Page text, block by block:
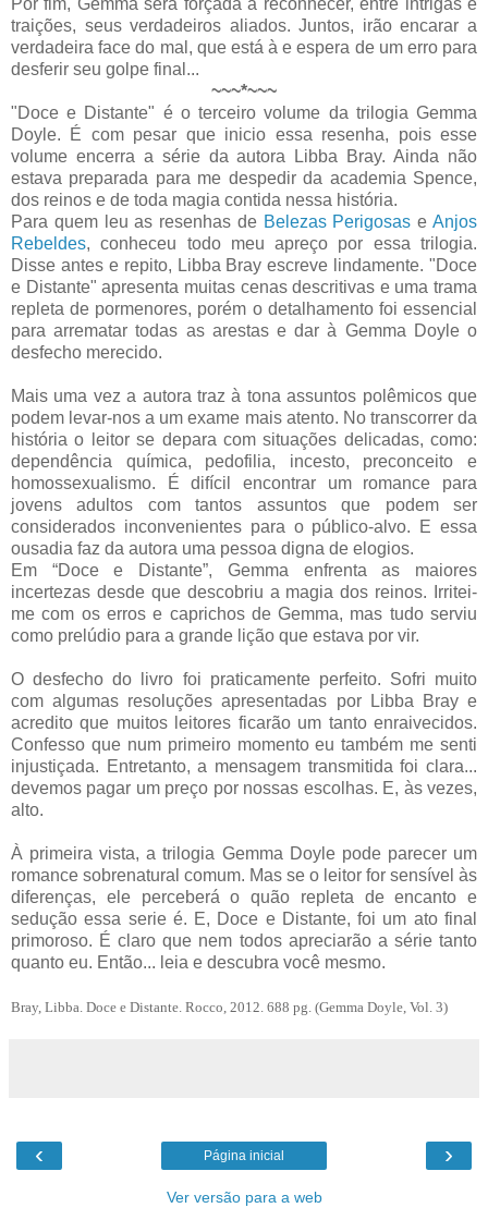
Por fim, Gemma será forçada a reconhecer, entre intrigas e
traições, seus verdadeiros aliados. Juntos, irão encarar a
verdadeira face do mal, que está à e espera de um erro para
desferir seu golpe final...
~~~*~~~
"Doce e Distante" é o terceiro volume da trilogia Gemma
Doyle. É com pesar que inicio essa resenha, pois esse
volume encerra a série da autora Libba Bray. Ainda não
estava preparada para me despedir da academia Spence,
dos reinos e de toda magia contida nessa história.
Para quem leu as resenhas de Belezas Perigosas eAnjos
Rebeldes, conheceu todo meu apreço por essa trilogia.
Disse antes e repito, Libba Bray escreve lindamente. "Doce
e Distante" apresenta muitas cenas descritivas e uma trama
repleta de pormenores, porém o detalhamento foi essencial
para arrematar todas as arestas e dar à Gemma Doyle o
desfecho merecido.
Mais uma vez a autora traz à tona assuntos polêmicos que
podem levar-nos a um exame mais atento. No transcorrer da
história o leitor se depara com situações delicadas, como:
dependência química, pedofilia, incesto, preconceito e
homossexualismo. É difícil encontrar um romance para
jovens adultos com tantos assuntos que podem ser
considerados inconvenientes para o público-alvo. E essa
ousadia faz da autora uma pessoa digna de elogios.
Em “Doce e Distante”, Gemma enfrenta as maiores
incertezas desde que descobriu a magia dos reinos. Irritei-
me com os erros e caprichos de Gemma, mas tudo serviu
como prelúdio para a grande lição que estava por vir.
O desfecho do livro foi praticamente perfeito. Sofri muito
com algumas resoluções apresentadas por Libba Bray e
acredito que muitos leitores ficarão um tanto enraivecidos.
Confesso que num primeiro momento eu também me senti
injustiçada. Entretanto, a mensagem transmitida foi clara...
devemos pagar um preço por nossas escolhas. E, às vezes,
alto.
À primeira vista, a trilogia Gemma Doyle pode parecer um
romance sobrenatural comum. Mas se o leitor for sensível às
diferenças, ele perceberá o quão repleta de encanto e
sedução essa serie é. E, Doce e Distante, foi um ato final
primoroso. É claro que nem todos apreciarão a série tanto
quanto eu. Então... leia e descubra você mesmo.
Bray, Libba. Doce e Distante. Rocco, 2012. 688 pg. (Gemma Doyle, Vol. 3)
‹ ›
Página inicial
Ver versão para a web